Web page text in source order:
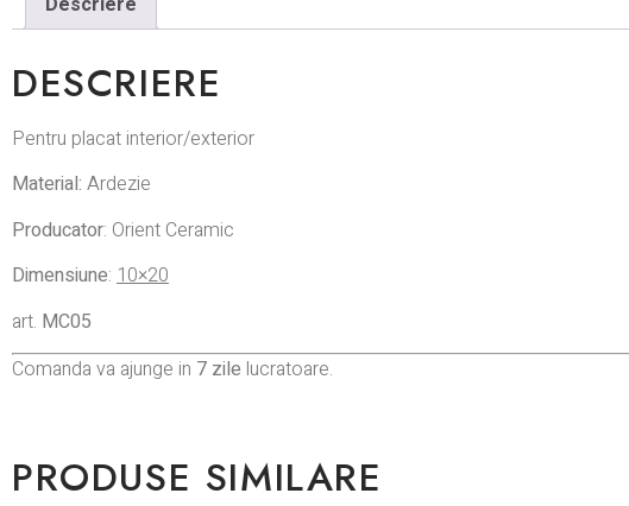
DESCRIERE
Pentru placat interior/exterior
Material: Ardezie
Producator: Orient Ceramic
Dimensiune: 10×20
art. MC05
Comanda va ajunge in 7 zile lucratoare.
PRODUSE SIMILARE